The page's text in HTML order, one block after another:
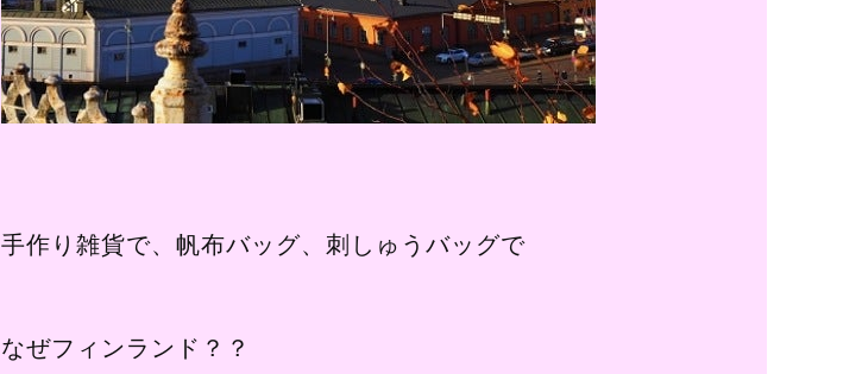
手作り雑貨で、帆布バッグ、刺しゅうバッグで
なぜフィンランド？？